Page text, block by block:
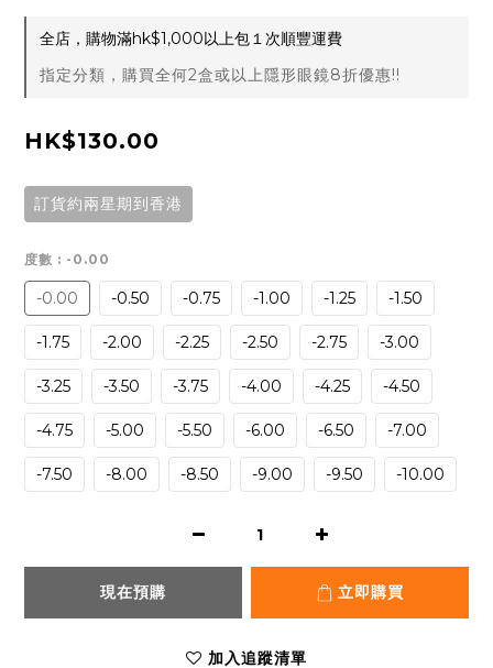
全店，購物滿hk$1,000以上包１次順豐運費
指定分類，購買全何2盒或以上隱形眼鏡8折優惠!!
HK$130.00
訂貨約兩星期到香港
度數 : -0.00
-0.00 -0.50 -0.75 -1.00 -1.25 -1.50
-1.75 -2.00 -2.25 -2.50 -2.75 -3.00
-3.25 -3.50 -3.75 -4.00 -4.25 -4.50
-4.75 -5.00 -5.50 -6.00 -6.50 -7.00
-7.50 -8.00 -8.50 -9.00 -9.50 -10.00
現在預購 立即購買
加入追蹤清單